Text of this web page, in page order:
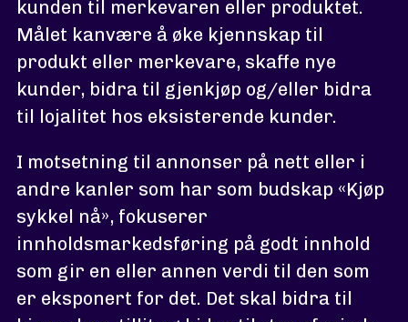
kunden til merkevaren eller produktet.
Målet kanvære å øke kjennskap til
produkt eller merkevare, skaffe nye
kunder, bidra til gjenkjøp og/eller bidra
til lojalitet hos eksisterende kunder.
I motsetning til annonser på nett eller i
andre kanler som har som budskap «Kjøp
sykkel nå», fokuserer
innholdsmarkedsføring på godt innhold
som gir en eller annen verdi til den som
er eksponert for det. Det skal bidra til